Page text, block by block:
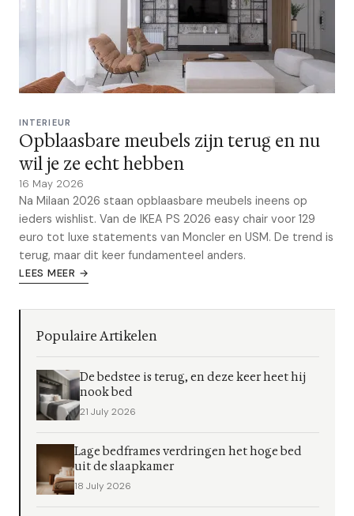
INTERIEUR
Opblaasbare meubels zijn terug en nu
wil je ze echt hebben
16 May 2026
Na Milaan 2026 staan opblaasbare meubels ineens op
ieders wishlist. Van de IKEA PS 2026 easy chair voor 129
euro tot luxe statements van Moncler en USM. De trend is
terug, maar dit keer fundamenteel anders.
LEES MEER →
Populaire Artikelen
De bedstee is terug, en deze keer heet hij
nook bed
21 July 2026
Lage bedframes verdringen het hoge bed
uit de slaapkamer
18 July 2026